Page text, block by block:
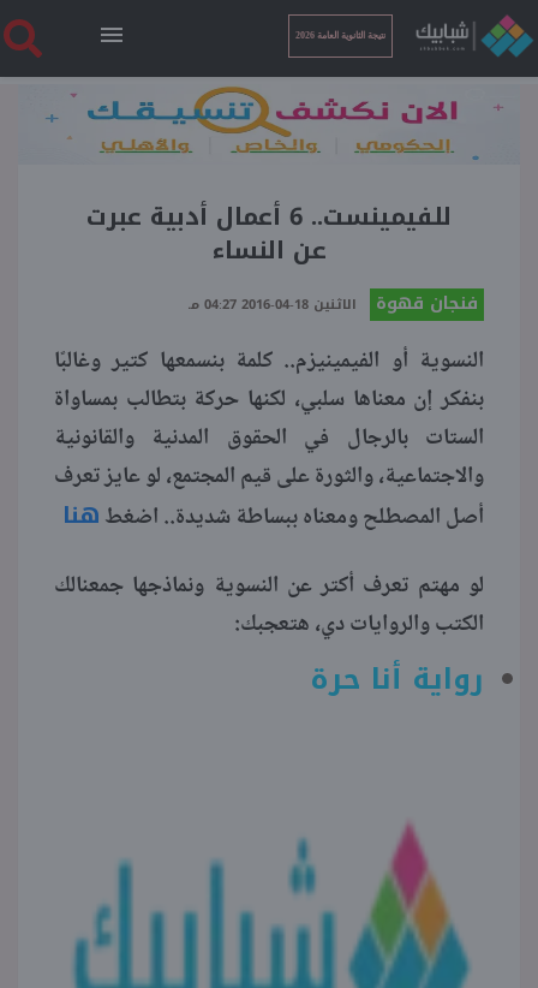
نتيجة الثانوية العامة 2026
الرئيسية
نتيجة الثانوية العامة 2026
فنجان قهوة
بوابة الطلبة
ملفات
منوعات
للفيمينست.. 6 أعمال أدبية عبرت
عن النساء
فنجان قهوة الاثنين 18-04-2016 04:27 مـ
النسوية أو الفيمينيزم.. كلمة بنسمعها كتير وغالبًا
بنفكر إن معناها سلبي، لكنها حركة بتطالب بمساواة
الستات بالرجال في الحقوق المدنية والقانونية
والاجتماعية، والثورة على قيم المجتمع، لو عايز تعرف
أصل المصطلح ومعناه ببساطة شديدة.. اضغطهنا
لو مهتم تعرف أكتر عن النسوية ونماذجها جمعنالك
الكتب والروايات دي، هتعجبك:
رواية أنا حرة